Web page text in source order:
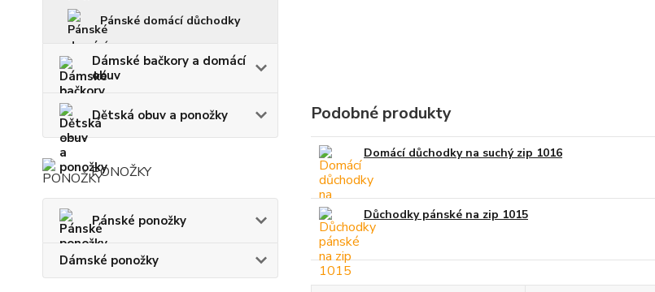
Pánské domácí důchodky
Dámské bačkory a domácí
obuv
Dětská obuv a ponožky
PONOŽKY
Pánské ponožky
Dámské ponožky
Podobné produkty
Domácí důchodky na suchý zip 1016
Důchodky pánské na zip 1015